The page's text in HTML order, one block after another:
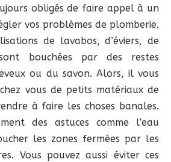
obligés de faire appel à un
vos problèmes de plomberie.
de lavabos, d’éviers, de
bouchées par des restes
ou du savon. Alors, il vous
vous de petits matériaux de
à faire les choses banales.
des astuces comme l’eau
les zones fermées par les
Vous pouvez aussi éviter ces